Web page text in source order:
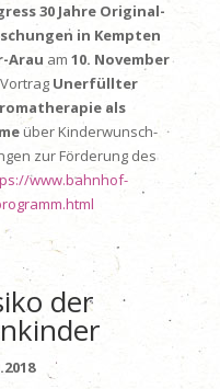
30 Jahre Original-
in Kempten
Arau am10. November
Unerfüllter
als
über Kinderwunsch-
zur Förderung des
www.bahnhof-
der